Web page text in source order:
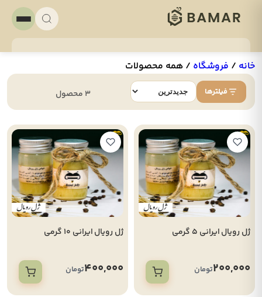
خانه/ فروشگاه/ همه محصولات
فیلترها 3 محصول
ژل رویال ایرانی 5 گرمی
200,000تومان
ژل رویال ایرانی 10 گرمی
400,000تومان